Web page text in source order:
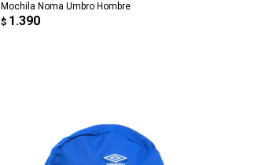
Mochila Noma Umbro Hombre
$ 1.390